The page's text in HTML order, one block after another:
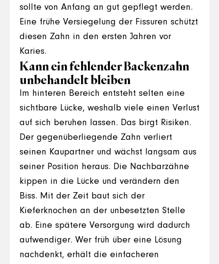
sollte von Anfang an gut gepflegt werden.
Eine frühe Versiegelung der Fissuren schützt
diesen Zahn in den ersten Jahren vor
Karies.
Kann ein fehlender Backenzahn
unbehandelt bleiben
Im hinteren Bereich entsteht selten eine
sichtbare Lücke, weshalb viele einen Verlust
auf sich beruhen lassen. Das birgt Risiken.
Der gegenüberliegende Zahn verliert
seinen Kaupartner und wächst langsam aus
seiner Position heraus. Die Nachbarzähne
kippen in die Lücke und verändern den
Biss. Mit der Zeit baut sich der
Kieferknochen an der unbesetzten Stelle
ab. Eine spätere Versorgung wird dadurch
aufwendiger. Wer früh über eine Lösung
nachdenkt, erhält die einfacheren